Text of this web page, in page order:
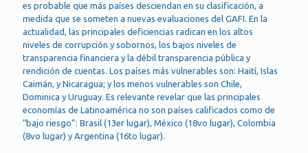
es probable que más países desciendan en su clasificación, a
medida que se someten a nuevas evaluaciones del GAFI. En la
actualidad, las principales deficiencias radican en los altos
niveles de corrupción y sobornos, los bajos niveles de
transparencia financiera y la débil transparencia pública y
rendición de cuentas. Los países más vulnerables son: Haití, Islas
Caimán, y Nicaragua; y los menos vulnerables son Chile,
Dominica y Uruguay. Es relevante revelar que las principales
economías de Latinoamérica no son países calificados como de
“bajo riesgo”: Brasil (13er lugar), México (18vo lugar), Colombia
(8vo lugar) y Argentina (16to lugar).